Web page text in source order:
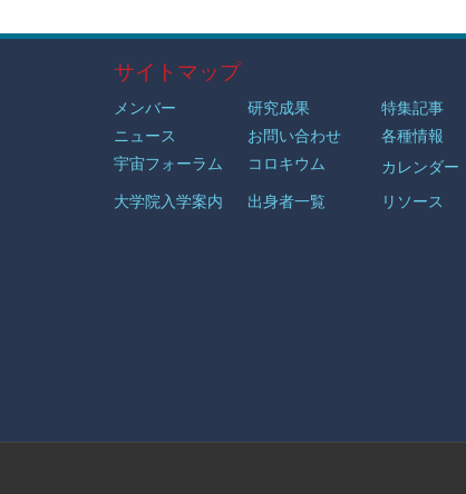
サイトマップ
メンバー 研究成果
特集記事
ニュース
お問い合わせ
各種情報
宇宙フォーラム
コロキウム
カレンダー
大学院入学案内
出身者一覧 リソース